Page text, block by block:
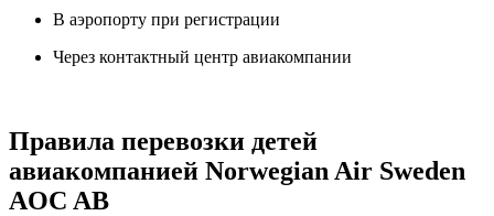
В аэропорту при регистрации
Через контактный центр авиакомпании
Правила перевозки детей
авиакомпанией Norwegian Air Sweden
AOC AB